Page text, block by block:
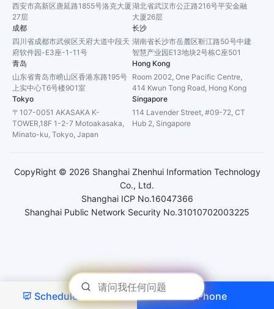
西安市高新区唐延路1855号洛克大厦
27层
湖北省武汉市公正路216号平安金融
大厦26层
成都
四川省成都市武侯区天府大道中段天
府软件园-E3座-1-11号
长沙
湖南省长沙市岳麓区靳江路50号中建
智慧产业园E13地块2号栋C座501
青岛
山东省青岛市崂山区香港东路195号
上实中心T6号楼901室
Hong Kong
Room 2002, One Pacific Centre,
414 Kwun Tong Road, Hong Kong
Tokyo
〒107-0051 AKASAKA K-
TOWER,18F 1-2-7 Motoakasaka,
Minato-ku, Tokyo, Japan
Singapore
114 Lavender Street, #09-72, CT
Hub 2, Singapore
Shanghai ICP No.16047366
Shanghai Public Network Security No.31010702003225
CopyRight © 2026 Shanghai Zhenhui Information Technology
Co., Ltd.
Schedule a Demo Phone